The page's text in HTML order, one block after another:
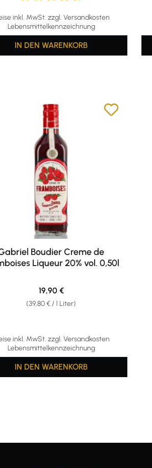
inkl. MwSt. zzgl. Versandkosten
Lebensmittelkennzeichnung
IN DEN WARENKORB
Boudier Creme de
Liqueur 20% vol. 0,50l
inkl. MwSt. zzgl. Versandkosten
Lebensmittelkennzeichnung
(39,80 € / 1 Liter)
Regulärer Preis:
19,90 €
IN DEN WARENKORB